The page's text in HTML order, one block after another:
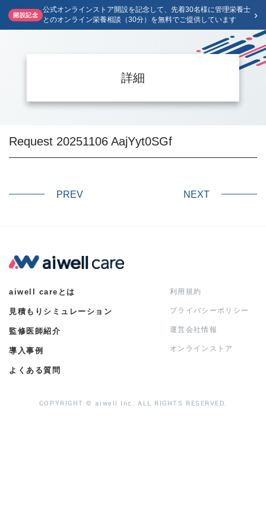
開設記念
公式オンラインストア開設を記念して、先着30名様に管理栄養士
とのオンライン栄養相談（30分）を無料でご提供しています
›
詳細
Request 20251106 AajYyt0SGf
PREV NEXT
aiwell careとは
見積もりシミュレーション
監修医師紹介
導入事例
よくある質問
利用規約
プライバシーポリシー
運営会社情報
オンラインストア
COPYRIGHT © aiwell Inc. ALL RIGHTS RESERVED.